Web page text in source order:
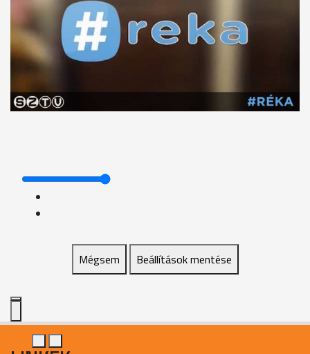
Mégsem Beállítások mentése